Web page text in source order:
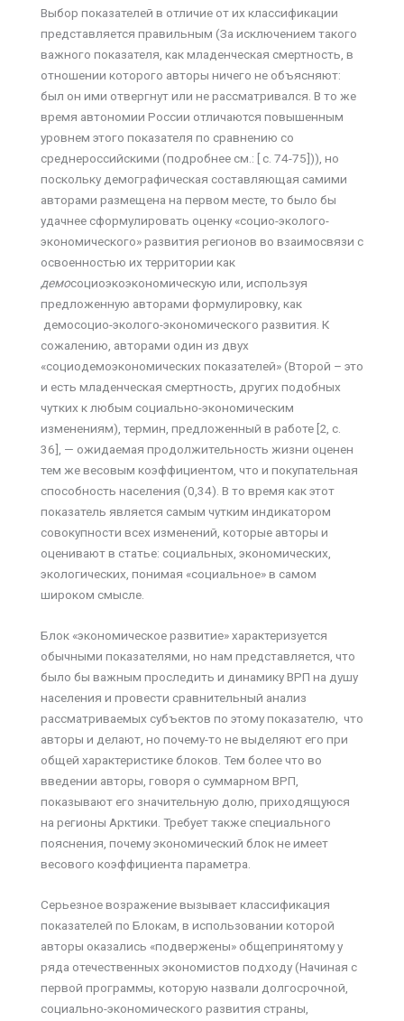
Выбор показателей в отличие от их классификации
представляется правильным (За исключением такого
важного показателя, как младенческая смертность, в
отношении которого авторы ничего не объясняют:
был он ими отвергнут или не рассматривался. В то же
время автономии России отличаются повышенным
уровнем этого показателя по сравнению со
среднероссийскими (подробнее см.: [ c. 74-75])), но
поскольку демографическая составляющая самими
авторами размещена на первом месте, то было бы
удачнее сформулировать оценку «социо-эколого-
экономического» развития регионов во взаимосвязи с
освоенностью их территории как
демосоциоэкоэкономическую или, используя
предложенную авторами формулировку, как
демосоцио-эколого-экономического развития. К
сожалению, авторами один из двух
«социодемоэкономических показателей» (Второй – это
и есть младенческая смертность, других подобных
чутких к любым социально-экономическим
изменениям), термин, предложенный в работе [2, с.
36], — ожидаемая продолжительность жизни оценен
тем же весовым коэффициентом, что и покупательная
способность населения (0,34). В то время как этот
показатель является самым чутким индикатором
совокупности всех изменений, которые авторы и
оценивают в статье: социальных, экономических,
экологических, понимая «социальное» в самом
широком смысле.
Блок «экономическое развитие» характеризуется
обычными показателями, но нам представляется, что
было бы важным проследить и динамику ВРП на душу
населения и провести сравнительный анализ
рассматриваемых субъектов по этому показателю, что
авторы и делают, но почему-то не выделяют его при
общей характеристике блоков. Тем более что во
введении авторы, говоря о суммарном ВРП,
показывают его значительную долю, приходящуюся
на регионы Арктики. Требует также специального
пояснения, почему экономический блок не имеет
весового коэффициента параметра.
Серьезное возражение вызывает классификация
показателей по Блокам, в использовании которой
авторы оказались «подвержены» общепринятому у
ряда отечественных экономистов подходу (Начиная с
первой программы, которую назвали долгосрочной,
социально-экономического развития страны,